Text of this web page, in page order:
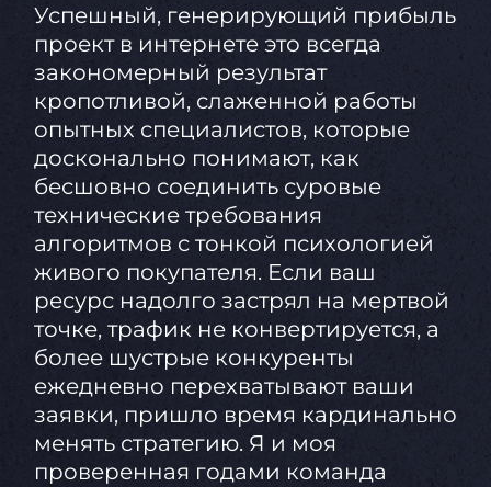
Успешный, генерирующий прибыль
проект в интернете это всегда
закономерный результат
кропотливой, слаженной работы
опытных специалистов, которые
досконально понимают, как
бесшовно соединить суровые
технические требования
алгоритмов с тонкой психологией
живого покупателя. Если ваш
ресурс надолго застрял на мертвой
точке, трафик не конвертируется, а
более шустрые конкуренты
ежедневно перехватывают ваши
заявки, пришло время кардинально
менять стратегию. Я и моя
проверенная годами команда